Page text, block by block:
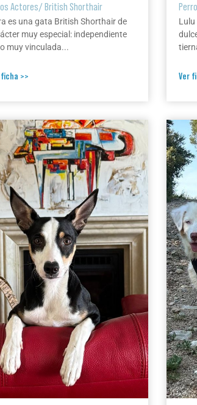
Actores/British Shorthair
es una gata British Shorthair de
muy especial: independiente
muy vinculada...
>>
Lulu
Ver